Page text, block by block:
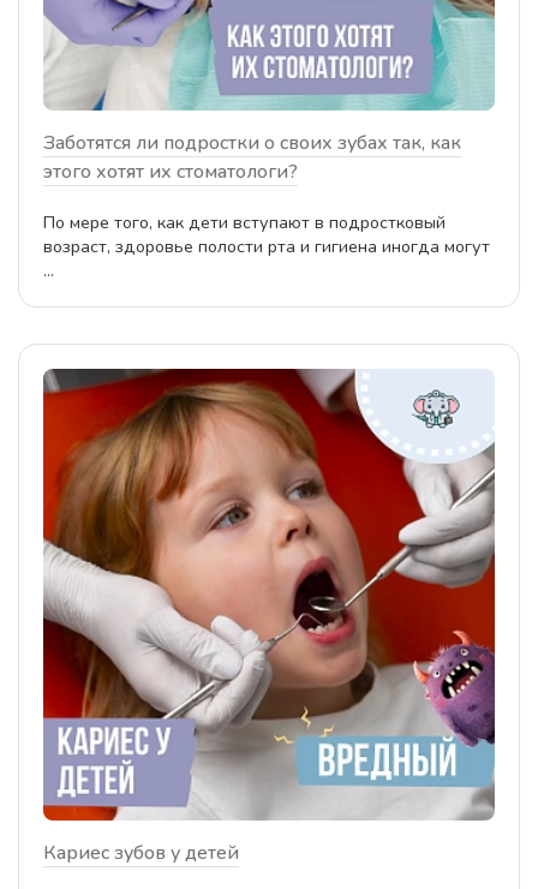
Заботятся ли подростки о своих зубах так, как
этого хотят их стоматологи?
По мере того, как дети вступают в подростковый
возраст, здоровье полости рта и гигиена иногда могут
...
Кариес зубов у детей